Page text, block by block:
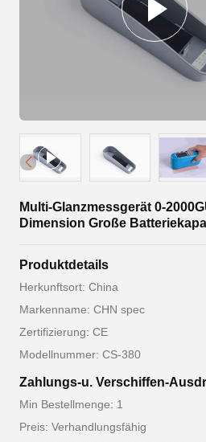
Multi-Glanzmessgerät 0-
Dimension Große
Produktdetails
Herkunftsort: China
Markenname: CHN spec
Zertifizierung: CE
Modellnummer: CS-380
Zahlungs-u. Verschiffen-
Min Bestellmenge: 1
Preis: Verhandlungsfähig